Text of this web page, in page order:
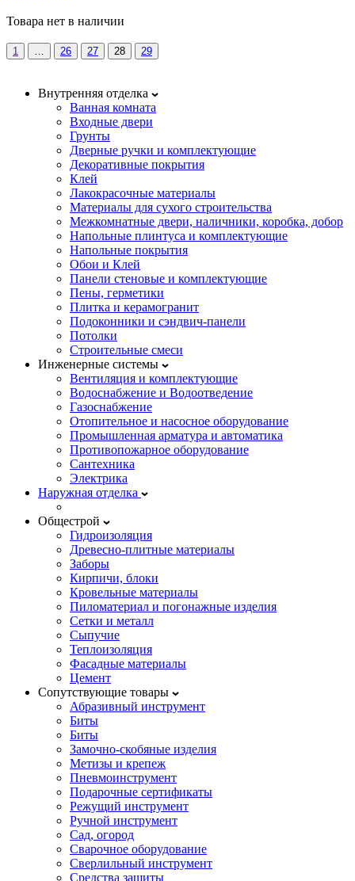
Товара нет в наличии
1 … 26 27 28 29
Внутренняя отделка
Ванная комната
Входные двери
Грунты
Дверные ручки и комплектующие
Декоративные покрытия
Клей
Лакокрасочные материалы
Материалы для сухого строительства
Межкомнатные двери, наличники, коробка, добор
Напольные плинтуса и комплектующие
Напольные покрытия
Обои и Клей
Панели стеновые и комплектующие
Пены, герметики
Плитка и керамогранит
Подоконники и сэндвич-панели
Потолки
Строительные смеси
Инженерные системы
Вентиляция и комплектующие
Водоснабжение и Водоотведение
Газоснабжение
Отопительное и насосное оборудование
Промышленная арматура и автоматика
Противопожарное оборудование
Сантехника
Электрика
Наружная отделка
Общестрой
Гидроизоляция
Древесно-плитные материалы
Заборы
Кирпичи, блоки
Кровельные материалы
Пиломатериал и погонажные изделия
Сетки и металл
Сыпучие
Теплоизоляция
Фасадные материалы
Цемент
Сопутствующие товары
Абразивный инструмент
Биты
Биты
Замочно-скобяные изделия
Метизы и крепеж
Пневмоинструмент
Подарочные сертификаты
Режущий инструмент
Ручной инструмент
Сад, огород
Сварочное оборудование
Сверлильный инструмент
Средства защиты